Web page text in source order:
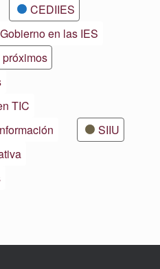
CEDIIES
Gobierno en las IES
próximos
TIC
SIIU